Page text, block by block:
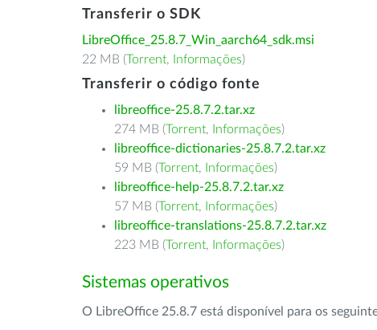
Transferir o SDK
LibreOffice_25.8.7_Win_aarch64_sdk.msi
22 MB (Torrent, Informações)
Transferir o código fonte
libreoffice-25.8.7.2.tar.xz
274 MB (Torrent, Informações)
libreoffice-dictionaries-25.8.7.2.tar.xz
59 MB (Torrent, Informações)
libreoffice-help-25.8.7.2.tar.xz
57 MB (Torrent, Informações)
libreoffice-translations-25.8.7.2.tar.xz
223 MB (Torrent, Informações)
Sistemas operativos
O LibreOffice 25.8.7 está disponível para os